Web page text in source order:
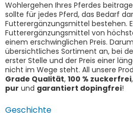
Wohlergehen Ihres Pferdes
sollte für jedes Pferd, das Bedarf
Futterergänzungsmittel bestehen.
Futterergänzungsmittel von
einem erschwinglichen Preis.
übersichtliches Sortiment an, bei
erster Stelle und der Preis einer
nicht im Wege steht. All unsere
Grade Qualität, 100 % zuckerfrei,
pur und garantiert dopingfrei!
Geschichte